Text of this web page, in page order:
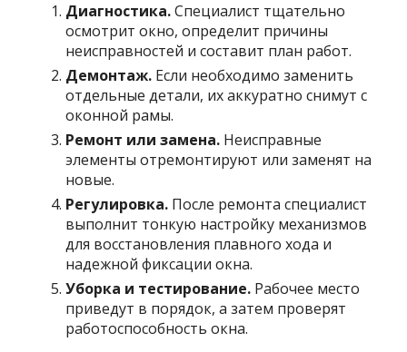
Диагностика.Специалист тщательно
осмотрит окно, определит причины
неисправностей и составит план работ.
Демонтаж. Если необходимо заменить
отдельные детали, их аккуратно снимут с
оконной рамы.
Ремонт или замена. Неисправные
элементы отремонтируют или заменят на
новые.
Регулировка. После ремонта специалист
выполнит тонкую настройку механизмов
для восстановления плавного хода и
надежной фиксации окна.
Уборка и тестирование. Рабочее место
приведут в порядок, а затем проверят
работоспособность окна.